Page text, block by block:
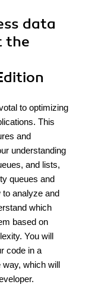
data
the
to optimizing
This
and
understanding
and lists,
queues and
to analyze and
which
based on
You will
code in a
way, which will